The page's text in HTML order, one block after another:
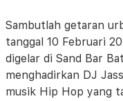
Sambutlah getaran
tanggal 10 Februari
digelar di Sand Bar
menghadirkan DJ
musik Hip Hop yang